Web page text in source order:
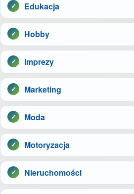
Edukacja
Hobby
Imprezy
Marketing
Moda
Motoryzacja
Nieruchomości